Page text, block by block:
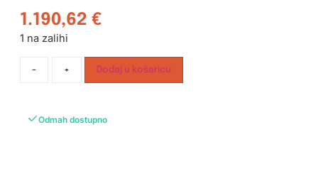
1.190,62 €
1 na zalihi
- + Dodaj u košaricu
Odmah dostupno